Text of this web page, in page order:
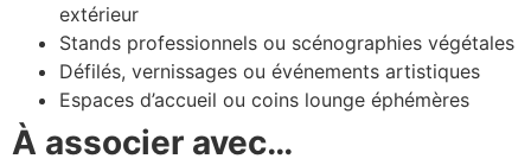
extérieur
Stands professionnels ou scénographies végétales
Défilés, vernissages ou événements artistiques
Espaces d’accueil ou coins lounge éphémères
À associer avec…